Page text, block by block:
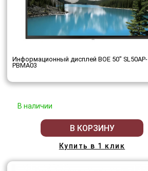
Информационный дисплей BOE 50" SL50AP-
PBMA03
В наличии
В КОРЗИНУ
Купить в 1 клик